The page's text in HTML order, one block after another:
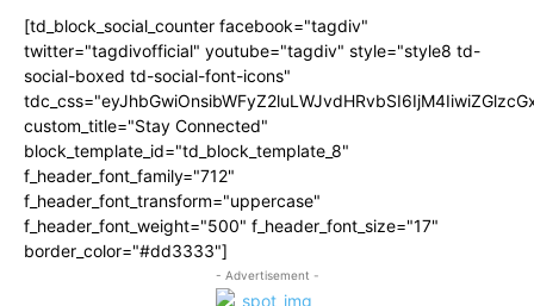
[td_block_social_counter facebook="tagdiv"
twitter="tagdivofficial" youtube="tagdiv" style="style8 td-
social-boxed td-social-font-icons"
custom_title="Stay Connected"
block_template_id="td_block_template_8"
f_header_font_family="712"
f_header_font_transform="uppercase"
f_header_font_weight="500" f_header_font_size="17"
border_color="#dd3333"]
- Advertisement -